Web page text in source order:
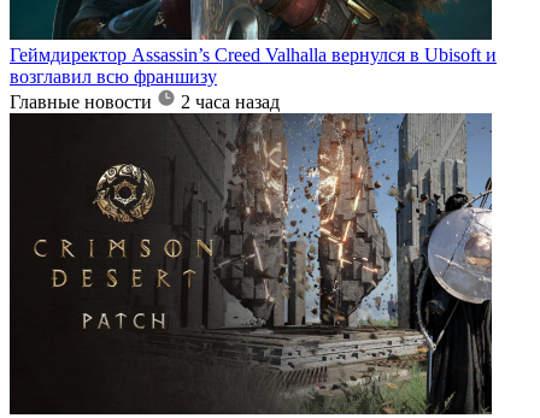
Геймдиректор Assassin’s Creed Valhalla вернулся в Ubisoft и
возглавил всю франшизу
Главные новости
2 часа назад